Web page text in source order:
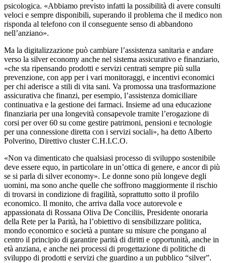
psicologica. «Abbiamo previsto infatti la possibilità di avere consulti
veloci e sempre disponibili, superando il problema che il medico non
risponda al telefono con il conseguente senso di abbandono
nell’anziano».
Ma la digitalizzazione può cambiare l’assistenza sanitaria e andare
verso la silver economy anche nel sistema assicurativo e finanziario,
«che sta ripensando prodotti e servizi centrati sempre più sulla
prevenzione, con app per i vari monitoraggi, e incentivi economici
per chi aderisce a stili di vita sani. Va promossa una trasformazione
assicurativa che finanzi, per esempio, l’assistenza domiciliare
continuativa e la gestione dei farmaci. Insieme ad una educazione
finanziaria per una longevità consapevole tramite l’erogazione di
corsi per over 60 su come gestire patrimoni, pensioni e tecnologie
per una connessione diretta con i servizi sociali», ha detto Alberto
Polverino, Direttivo cluster C.H.I.C.O.
«Non va dimenticato che qualsiasi processo di sviluppo sostenibile
deve essere equo, in particolare in un’ottica di genere, e ancor di più
se si parla di silver economy». Le donne sono più longeve degli
uomini, ma sono anche quelle che soffrono maggiormente il rischio
di trovarsi in condizione di fragilità, soprattutto sotto il profilo
economico. Il monito, che arriva dalla voce autorevole e
appassionata di Rossana Oliva De Conciliis, Presidente onoraria
della Rete per la Parità, ha l’obiettivo di sensibilizzare politica,
mondo economico e società a puntare su misure che pongano al
centro il principio di garantire parità di diritti e opportunità, anche in
età anziana, e anche nei processi di progettazione di politiche di
sviluppo di prodotti e servizi che guardino a un pubblico “silver”.